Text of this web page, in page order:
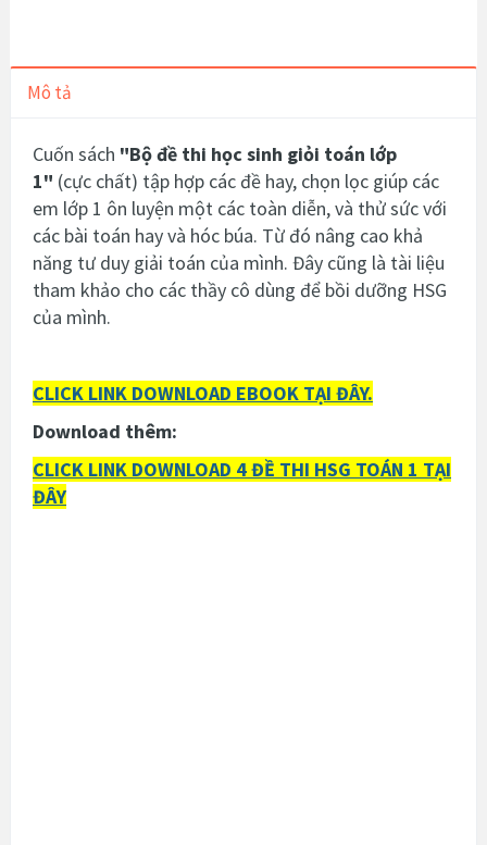
Mô tả
Cuốn sách "Bộ đề thi học sinh giỏi toán lớp
1" (cực chất) tập hợp các đề hay, chọn lọc giúp các
em lớp 1 ôn luyện một các toàn diễn, và thử sức với
các bài toán hay và hóc búa. Từ đó nâng cao khả
năng tư duy giải toán của mình. Đây cũng là tài liệu
tham khảo cho các thầy cô dùng để bồi dưỡng HSG
của mình.
CLICK LINK DOWNLOAD EBOOK TẠI ĐÂY.
Download thêm:
CLICK LINK DOWNLOAD 4 ĐỀ THI HSG TOÁN 1 TẠI
ĐÂY